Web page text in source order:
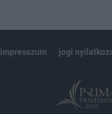
impresszum jogi